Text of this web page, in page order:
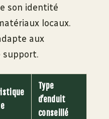
son identité
locaux.
aux
support.
Type
d’enduit
conseillé